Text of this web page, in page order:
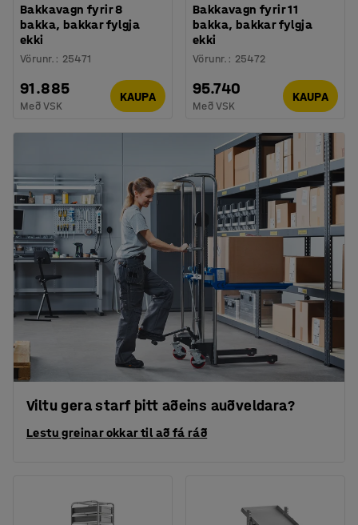
Bakkavagn fyrir 8
bakka, bakkar fylgja
ekki
Vörunr. : 25471
91.885
Með VSK
KAUPA
Bakkavagn fyrir 11
bakka, bakkar fylgja
ekki
Vörunr. : 25472
95.740
Með VSK
KAUPA
Viltu gera starf þitt aðeins auðveldara?
Lestu greinar okkar til að fá ráð